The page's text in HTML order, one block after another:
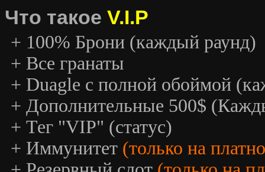
Что такое V.I.P
+ 100% Брони (каждый раунд)
+ Все гранаты
+ Duagle с полной обоймой
+ Дополнительные 500$
+ Тег "VIP" (статус)
+ Иммунитет (только на